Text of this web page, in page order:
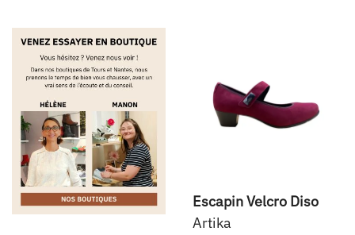
Escapin Velcro Diso
Artika